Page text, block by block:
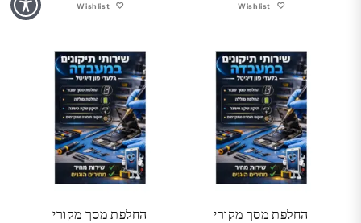
Wishlist
Wishlist
החלפת מסך מקורי
החלפת מסך מקורי